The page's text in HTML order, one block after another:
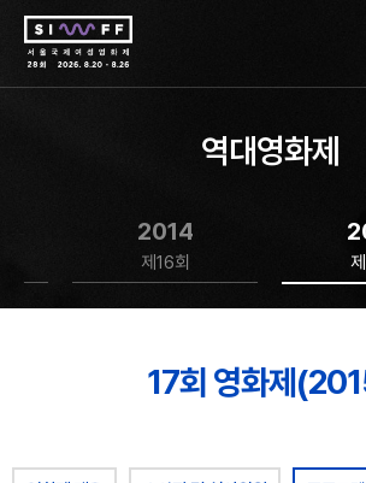
역대영화제
2014
제16회
17회 영화제